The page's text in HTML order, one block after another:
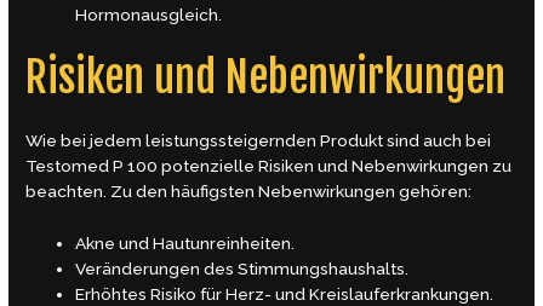
Hormonausgleich.
Risiken und Nebenwirkungen
Wie bei jedem leistungssteigernden Produkt sind auch bei
Testomed P 100 potenzielle Risiken und Nebenwirkungen zu
beachten. Zu den häufigsten Nebenwirkungen gehören:
Akne und Hautunreinheiten.
Veränderungen des Stimmungshaushalts.
Erhöhtes Risiko für Herz- und Kreislauferkrankungen.